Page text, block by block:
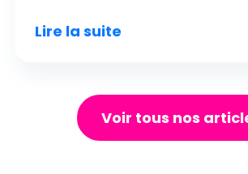
Lire la suite
Voir tous nos